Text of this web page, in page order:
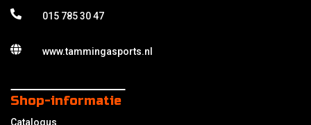
015 785 30 47
www.tammingasports.nl
Shop-informatie
Catalogus